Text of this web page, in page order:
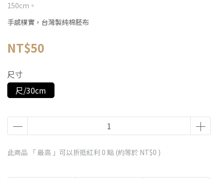
150cm。
手感樸實，台灣製純棉胚布
NT$50
尺寸
尺/30cm
此商品 「 最高 」可以折抵紅利 0 點 (約等於 NT$0 )